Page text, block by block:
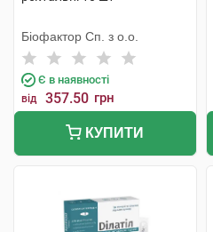
Біофактор Сп. з о.о.
Є в наявності
від 357.50 грн
КУПИТИ